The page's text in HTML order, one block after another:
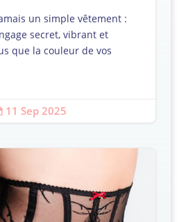
un simple vêtement :
secret, vibrant et
que la couleur de vos
11 Sep 2025